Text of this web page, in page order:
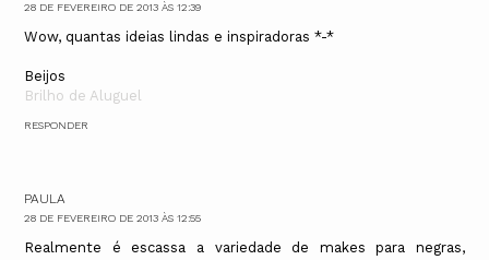
28 DE FEVEREIRO DE 2013 ÀS 12:39
Wow, quantas ideias lindas e inspiradoras *-*
Beijos
Brilho de Aluguel
RESPONDER
PAULA
28 DE FEVEREIRO DE 2013 ÀS 12:55
Realmente é escassa a variedade de makes para negras,